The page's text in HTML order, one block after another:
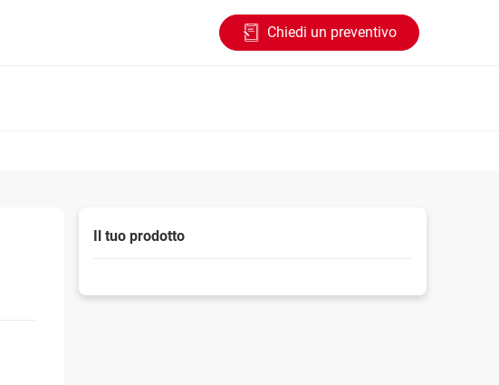
Chiedi un preventivo
Il tuo prodotto